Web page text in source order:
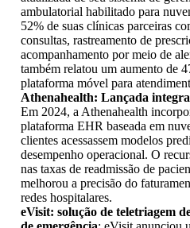
ambulatorial habilitado para
52% de suas clínicas parceiras
consultas, rastreamento de
acompanhamento por meio de
também relatou um aumento de
plataforma móvel para
Athenahealth: Lançada
Em 2024, a Athenahealth
plataforma EHR baseada em
clientes acessassem modelos
desempenho operacional. O
nas taxas de readmissão de
melhorou a precisão do
redes hospitalares.
eVisit: solução de teletriagem